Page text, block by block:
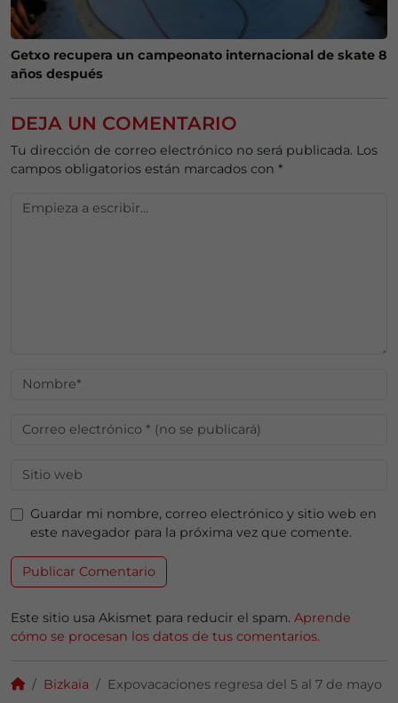
Getxo recupera un campeonato internacional de skate 8
años después
DEJA UN COMENTARIO
Tu dirección de correo electrónico no será publicada. Los
campos obligatorios están marcados con *
Guardar mi nombre, correo electrónico y sitio web en
este navegador para la próxima vez que comente.
Este sitio usa Akismet para reducir el spam. Aprende
cómo se procesan los datos de tus comentarios.
Bizkaia Expovacaciones regresa del 5 al 7 de mayo